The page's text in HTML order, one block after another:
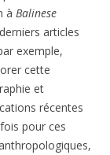
à Balinese
articles
exemple,
cette
et
récentes
pour ces